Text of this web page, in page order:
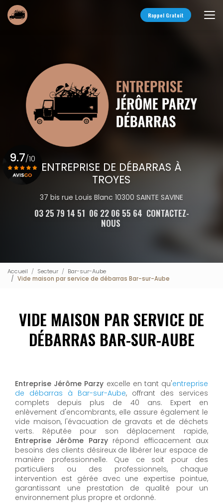
Aller
au
contenu
Rappel Gratuit
ENTREPRISE DE DÉBARRAS À
TROYES
37 bis rue Louis Blanc 10300 SAINTE SAVINE
03 25 79 14 51 06 22 06 55 64 CONTACTEZ-
NOUS
9.7/10
Accueil Secteur
Bar-sur-Aube
Vide maison par service de débarras Bar-sur-Aube
VIDE MAISON PAR SERVICE DE
DÉBARRAS BAR-SUR-AUBE
Entreprise Jérôme Parzy excelle en tant qu'entreprise
de débarras à Bar-sur-Aube, offrant des services
complets depuis plus de 40 ans. Expert en
enlèvement d'encombrants, elle assure également le
vide maison, l'évacuation de gravats et de déchets
verts. Réputée pour son déplacement rapide,
Entreprise Jérôme Parzyrépond efficacement aux
besoins des clients désireux de libérer leur espace de
manière professionnelle. Que ce soit pour des
particuliers ou des professionnels, chaque
intervention est gérée avec une expertise pointue,
garantissant une prestation de qualité pour un
environnement plus propre et ordonné.